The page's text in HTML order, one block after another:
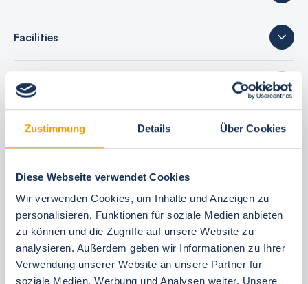
Zustimmung Details Über Cookies
Diese Webseite verwendet Cookies
Wir verwenden Cookies, um Inhalte und Anzeigen zu
personalisieren, Funktionen für soziale Medien anbieten
zu können und die Zugriffe auf unsere Website zu
analysieren. Außerdem geben wir Informationen zu Ihrer
Verwendung unserer Website an unsere Partner für
soziale Medien, Werbung und Analysen weiter. Unsere
Facilities
sleeping accommodations
37 reviews
Your booking benefits
best price guarantee
Reserve free of charge for 24 hours
30 Tage vor Anreise kostenfrei stornieren